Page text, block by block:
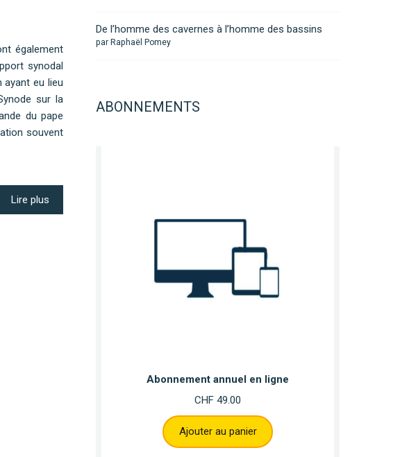
également
synodal
ayant eu lieu
sur la
du pape
souvent
Lire plus
De l’homme des cavernes à l’homme des bassins
par Raphaël Pomey
ABONNEMENTS
Abonnement annuel en ligne
CHF 49.00
Ajouter au panier